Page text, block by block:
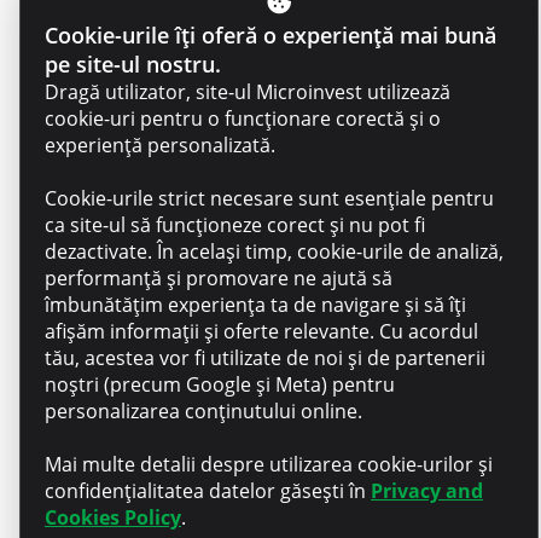
Impact. Vei lucra cu sens,
ajutând afacerile locale să
crească.
Recunoaștere. Pachet salarial
competitiv.
Compensarea parțială a
cursurile de engleză, pentru a
susține dezvoltarea ta
personală.
Compensarea parțială a școlii
Cookie-urile îți oferă o experiență mai bună
pe site-ul nostru.
Dragă utilizator, site-ul Microinvest utilizează
cookie-uri pentru o funcționare corectă și o
experiență personalizată.
Cookie-urile strict necesare sunt esențiale pentru
ca site-ul să funcționeze corect și nu pot fi
dezactivate. În același timp, cookie-urile de analiză,
performanță și promovare ne ajută să
îmbunătățim experiența ta de navigare și să îți
afișăm informații și oferte relevante. Cu acordul
tău, acestea vor fi utilizate de noi și de partenerii
noștri (precum Google și Meta) pentru
personalizarea conținutului online.
Mai multe detalii despre utilizarea cookie-urilor și
confidențialitatea datelor găsești în Privacy and
Cookies Policy.